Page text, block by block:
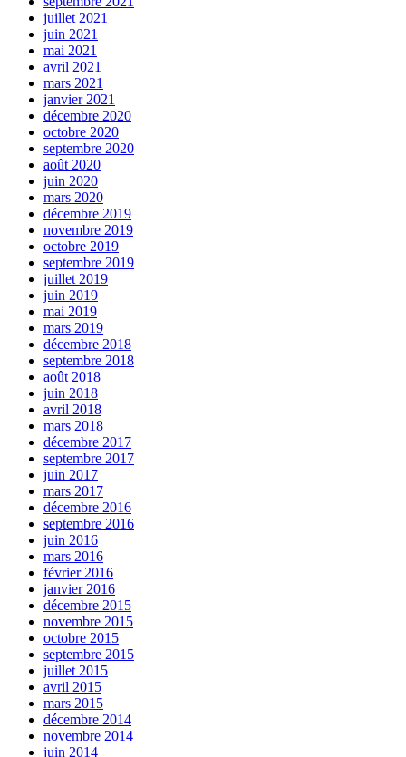
juillet 2021
juin 2021
mai 2021
avril 2021
mars 2021
janvier 2021
décembre 2020
octobre 2020
septembre 2020
août 2020
juin 2020
mars 2020
décembre 2019
novembre 2019
octobre 2019
septembre 2019
juillet 2019
juin 2019
mai 2019
mars 2019
décembre 2018
septembre 2018
août 2018
juin 2018
avril 2018
mars 2018
décembre 2017
septembre 2017
juin 2017
mars 2017
décembre 2016
septembre 2016
juin 2016
mars 2016
février 2016
janvier 2016
décembre 2015
novembre 2015
octobre 2015
septembre 2015
juillet 2015
avril 2015
mars 2015
décembre 2014
novembre 2014
juin 2014